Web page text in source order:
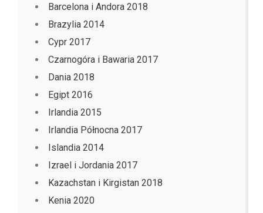
Barcelona i Andora 2018
Brazylia 2014
Cypr 2017
Czarnogóra i Bawaria 2017
Dania 2018
Egipt 2016
Irlandia 2015
Irlandia Północna 2017
Islandia 2014
Izrael i Jordania 2017
Kazachstan i Kirgistan 2018
Kenia 2020